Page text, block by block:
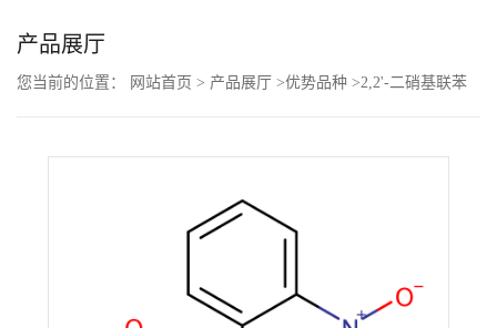
动
产品展厅
您当前的位置： 网站首页 > 产品展厅 >优势品种 >2,2'-二硝基联苯